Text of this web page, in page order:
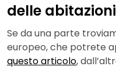
delle
Se da una parte
europeo, che potrete
questo articolo,